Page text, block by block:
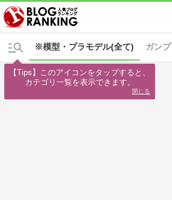
※模型・プラモデル(全て) ガンプ
【Tips】このアイコンをタップすると、
カテゴリ一覧を表示できます。
閉じる